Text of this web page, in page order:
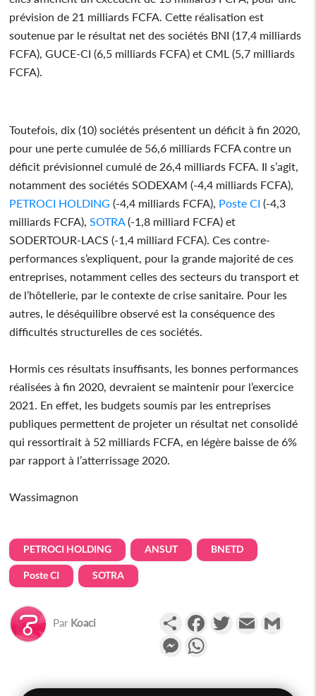
prévision de 21 milliards FCFA. Cette réalisation est
soutenue par le résultat net des sociétés BNI (17,4 milliards
FCFA), GUCE-CI (6,5 milliards FCFA) et CML (5,7 milliards
FCFA).
Toutefois, dix (10) sociétés présentent un déficit à fin 2020,
pour une perte cumulée de 56,6 milliards FCFA contre un
déficit prévisionnel cumulé de 26,4 milliards FCFA. Il s’agit,
notamment des sociétés SODEXAM (-4,4 milliards FCFA),
PETROCI HOLDING (-4,4 milliards FCFA), Poste CI (-4,3
milliards FCFA), SOTRA (-1,8 milliard FCFA) et
SODERTOUR-LACS (-1,4 milliard FCFA). Ces contre-
performances s’expliquent, pour la grande majorité de ces
entreprises, notamment celles des secteurs du transport et
de l’hôtellerie, par le contexte de crise sanitaire. Pour les
autres, le déséquilibre observé est la conséquence des
difficultés structurelles de ces sociétés.
Hormis ces résultats insuffisants, les bonnes performances
réalisées à fin 2020, devraient se maintenir pour l’exercice
2021. En effet, les budgets soumis par les entreprises
publiques permettent de projeter un résultat net consolidé
qui ressortirait à 52 milliards FCFA, en légère baisse de 6%
par rapport à l’atterrissage 2020.
Wassimagnon
PETROCI HOLDING ANSUT BNETD
Poste CI SOTRA
Par Koaci PartagerFacebookTwitterEmail
Messenger